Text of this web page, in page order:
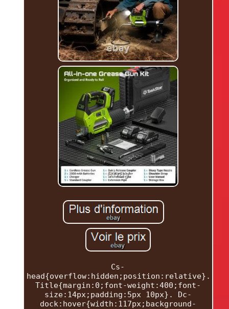
Cs-
head{overflow:hidden;position:relative}.
Title{margin:0;font-weight:400;font-
size:14px;padding:5px 10px}. Dc-
dock:hover{width:117px;background-